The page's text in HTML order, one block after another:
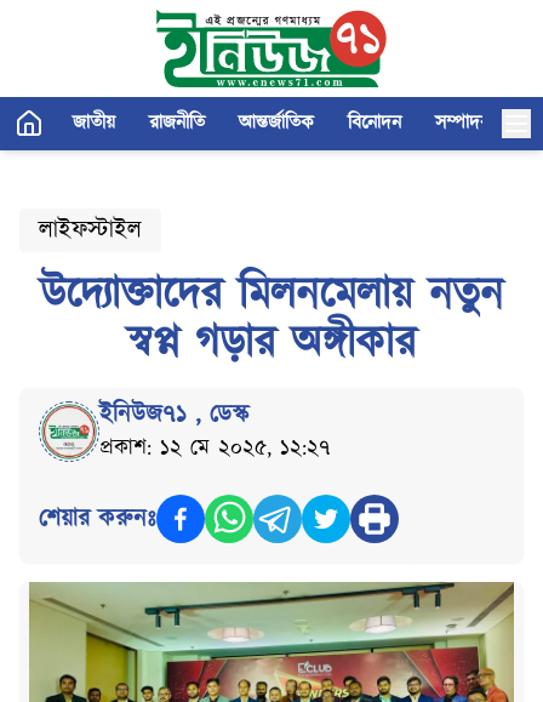
জাতীয় রাজনীতি আন্তর্জাতিক বিনোদন সম্পাদকীয়
লাইফস্টাইল
উদ্যোক্তাদের মিলনমেলায় নতুন
স্বপ্ন গড়ার অঙ্গীকার
ইনিউজ৭১ , ডেস্ক
প্রকাশ: ১২ মে ২০২৫, ১২:২৭
শেয়ার করুনঃ